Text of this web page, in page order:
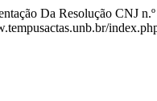
Da Resolução CNJ